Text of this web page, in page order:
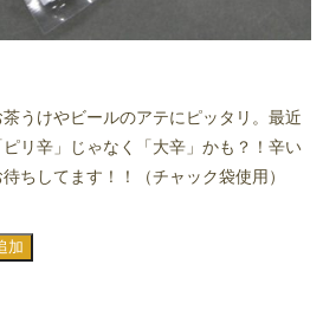
うけやビールのアテにピッタリ。最近
リ辛」じゃなく「大辛」かも？！辛い
ちしてます！！（チャック袋使用）
加